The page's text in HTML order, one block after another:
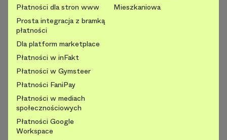
Płatności dla stron www
Prosta integracja z bramką
płatności
Dla platform marketplace
Płatności w inFakt
Płatności w Gymsteer
Płatności FaniPay
Płatności w mediach
społecznościowych
Płatności Google
Workspace
Mieszkaniowa